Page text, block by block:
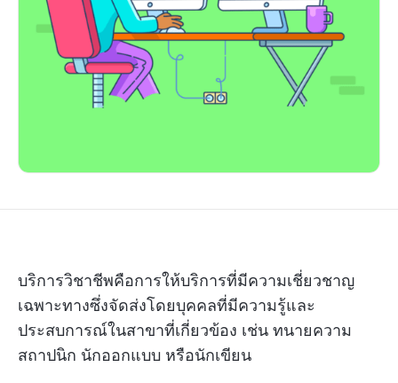
บริการวิชาชีพคือการให้บริการที่มีความเชี่ยวชาญ
เฉพาะทางซึ่งจัดส่งโดยบุคคลที่มีความรู้และ
ประสบการณ์ในสาขาที่เกี่ยวข้อง เช่น ทนายความ
สถาปนิก นักออกแบบ หรือนักเขียน